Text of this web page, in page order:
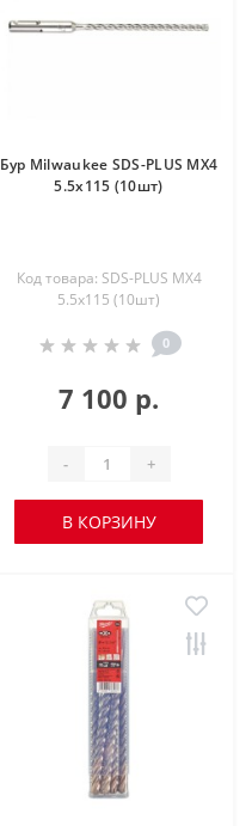
Бур Milwaukee SDS-PLUS MX4
5.5х115 (10шт)
Код товара: SDS-PLUS MX4
5.5х115 (10шт)
0
7 100 р.
- +
В КОРЗИНУ